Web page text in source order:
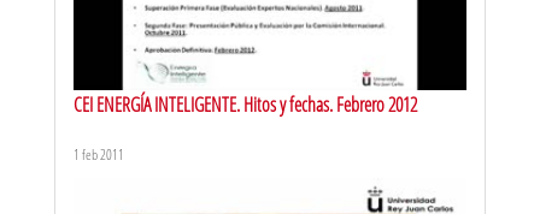
Respuesta eficiente a la diversidad en el aula. Metodologías
activas de aprendizaje: aprendizaje por campo de investigación
CEI ENERGÍA INTELIGENTE. Hitos y fechas. Febrero 2012
1 feb 2011